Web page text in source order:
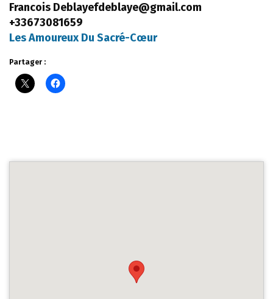
Francois Deblayefdeblaye@gmail.com
+33673081659
Les Amoureux Du Sacré-Cœur
Partager :